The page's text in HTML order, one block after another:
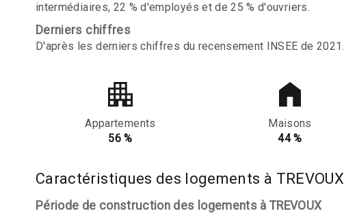
intermédiaires, 22 % d'employés et de 25 % d'ouvriers.
Derniers chiffres
D'après les derniers chiffres du recensement INSEE de 2021.
Appartements
56 %
Maisons
44 %
Caractéristiques des logements à TREVOUX
Période de construction des logements à TREVOUX